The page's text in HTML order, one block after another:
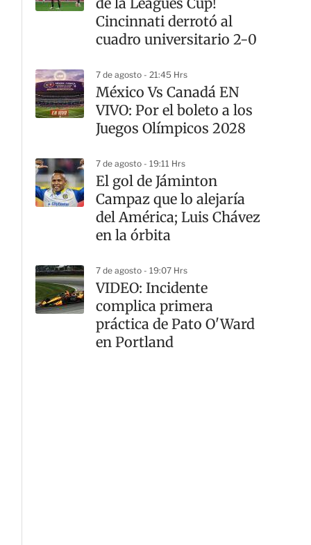
Cincinnati derrotó al
cuadro universitario 2-0
7 de agosto - 21:45 Hrs
México Vs Canadá EN
VIVO: Por el boleto a los
Juegos Olímpicos 2028
7 de agosto - 19:11 Hrs
El gol de Jáminton
Campaz que lo alejaría
del América; Luis Chávez
en la órbita
7 de agosto - 19:07 Hrs
VIDEO: Incidente
complica primera
práctica de Pato O'Ward
en Portland